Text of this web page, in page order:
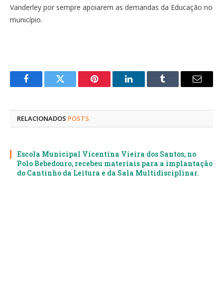
Vanderley por sempre apoiarem as demandas da Educação no
município.
FacebookTwitter Pinterest LinkedInTumblr
E-
RELACIONADOS POSTS
Escola Municipal Vicentina Vieira dos Santos, no
Polo Bebedouro, recebeu materiais para a implantação
do Cantinho da Leitura e da Sala Multidisciplinar.